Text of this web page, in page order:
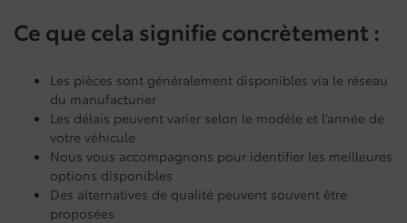
Ce que cela signifie concrètement :
Les pièces sont généralement disponibles via le réseau
du manufacturier
Les délais peuvent varier selon le modèle et l’année de
votre véhicule
Nous vous accompagnons pour identifier les meilleures
options disponibles
Des alternatives de qualité peuvent souvent être
proposées